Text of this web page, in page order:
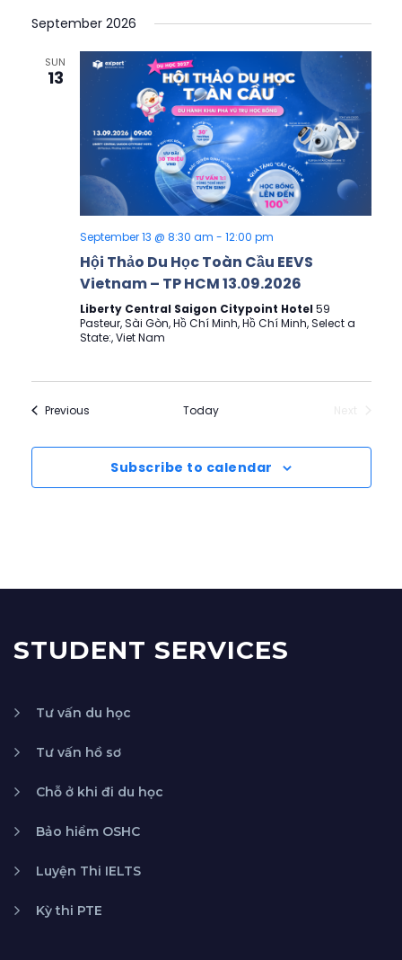
Search
and
Views
date.
September 2026
SUN
13
September 13 @ 8:30 am - 12:00 pm
Hội Thảo Du Học Toàn Cầu EEVS
Vietnam – TP HCM 13.09.2026
Liberty Central Saigon Citypoint Hotel 59
Pasteur, Sài Gòn, Hồ Chí Minh, Hồ Chí Minh, Select a
State:, Viet Nam
PreviousEvents Today
Subscribe to calendar
STUDENT SERVICES
Tư vấn du học
Tư vấn hồ sơ
Chỗ ở khi đi du học
Bảo hiểm OSHC
Luyện Thi IELTS
Kỳ thi PTE